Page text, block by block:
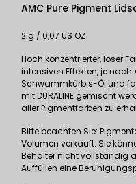
AMC Pure Pigment
2 g / 0,07 US OZ
Hoch konzentrierter, loser
intensiven Effekten, je
Schwammkürbis-Öl und
mitDURALINE gemischt
aller Pigmentfarben zu
Bitte beachten Sie:
Volumen verkauft. Sie
Behälter nicht vollständig
Auffüllen eine